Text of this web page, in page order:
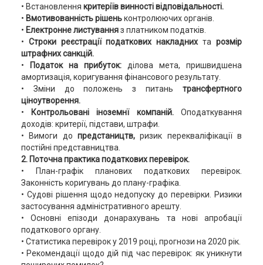
• Встановлення критеріїв винності відповідальності.
• Вмотивованність рішеньконтролюючих органів.
• Електронне листуванняз платником податків.
• Строки реєстрації податкових накладних тарозмір
штрафних санкцій.
•
Податок на прибуток:ділова мета, пришвидшена
амортизація, коригування фінансового результату.
• Зміни до положень з питаньтрансфертного
ціноутворення.
•
Контрольовані іноземнї компаній.Оподаткування
доходів: критерії, підстави, штрафи.
• Вимоги до предстаництв,ризик перекваліфікації в
постійні представництва.
2. Поточна практика податкових перевірок.
• План-графік планових податкових перевірок.
Законність коригувань до плану-графіка.
• Судові рішення щодо недопуску до перевірки. Ризики
застосування адміністративного арешту.
• Основні епізоди донарахувань та нові апробації
податкового органу.
• Статистика перевірок у 2019 році, прогнози на 2020 рік.
• Рекомендації щодо дій під час перевірок: як уникнути